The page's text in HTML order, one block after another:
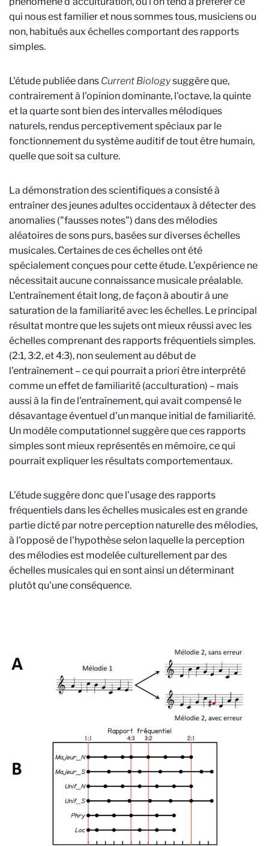
qui nous est familier et nous sommes tous, musiciens ou
non, habitués aux échelles comportant des rapports
simples.
L'étude publiée dans Current Biologysuggère que,
contrairement à l'opinion dominante, l'octave, la quinte
et la quarte sont bien des intervalles mélodiques
naturels, rendus perceptivement spéciaux par le
fonctionnement du système auditif de tout être humain,
quelle que soit sa culture.
La démonstration des scientifiques a consisté à
entraîner des jeunes adultes occidentaux à détecter des
anomalies ("fausses notes") dans des mélodies
aléatoires de sons purs, basées sur diverses échelles
musicales. Certaines de ces échelles ont été
spécialement conçues pour cette étude. L’expérience ne
nécessitait aucune connaissance musicale préalable.
L'entraînement était long, de façon à aboutir à une
saturation de la familiarité avec les échelles. Le principal
résultat montre que les sujets ont mieux réussi avec les
échelles comprenant des rapports fréquentiels simples.
(2:1, 3:2, et 4:3), non seulement au début de
l'entraînement – ce qui pourrait a priori être interprété
comme un effet de familiarité (acculturation) – mais
aussi à la fin de l'entraînement, qui avait compensé le
désavantage éventuel d'un manque initial de familiarité.
Un modèle computationnel suggère que ces rapports
simples sont mieux représentés en mémoire, ce qui
pourrait expliquer les résultats comportementaux.
L’étude suggère donc que l’usage des rapports
fréquentiels dans les échelles musicales est en grande
partie dicté par notre perception naturelle des mélodies,
à l'opposé de l'hypothèse selon laquelle la perception
des mélodies est modelée culturellement par des
échelles musicales qui en sont ainsi un déterminant
plutôt qu'une conséquence.